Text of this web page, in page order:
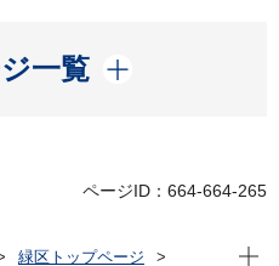
一覧
開く
ページID：664-664-265
緑区トップページ
現在